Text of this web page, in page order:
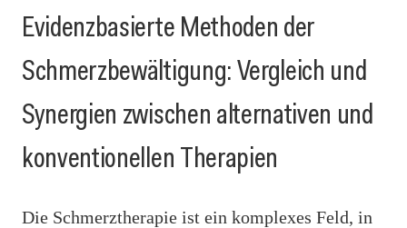
Evidenzbasierte Methoden der
Schmerzbewältigung: Vergleich und
Synergien zwischen alternativen und
konventionellen Therapien
Die Schmerztherapie ist ein komplexes Feld, in